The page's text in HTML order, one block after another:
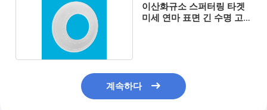
이산화규소 스퍼터링 타겟
미세 연마 표면 긴 수명 고
계속하다